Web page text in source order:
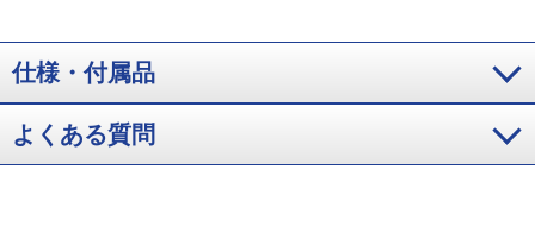
仕様・付属品
よくある質問